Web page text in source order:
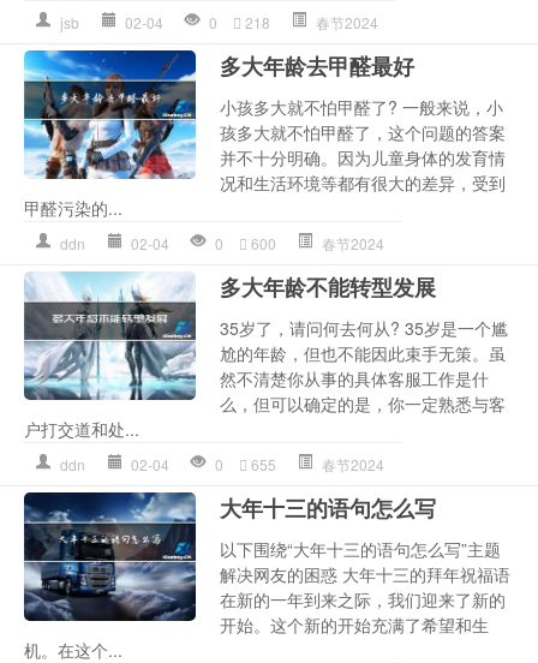
jsb 02-04 0 218 春节2024
多大年龄去甲醛最好
小孩多大就不怕甲醛了? 一般来说，小
孩多大就不怕甲醛了，这个问题的答案
并不十分明确。因为儿童身体的发育情
况和生活环境等都有很大的差异，受到
甲醛污染的...
ddn 02-04 0 600 春节2024
多大年龄不能转型发展
35岁了，请问何去何从? 35岁是一个尴
尬的年龄，但也不能因此束手无策。虽
然不清楚你从事的具体客服工作是什
么，但可以确定的是，你一定熟悉与客
户打交道和处...
ddn 02-04 0 655 春节2024
大年十三的语句怎么写
以下围绕“大年十三的语句怎么写”主题
解决网友的困惑 大年十三的拜年祝福语
在新的一年到来之际，我们迎来了新的
开始。这个新的开始充满了希望和生
机。在这个...